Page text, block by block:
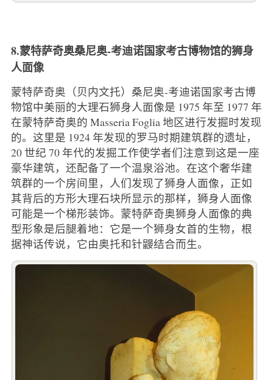
8.蒙特萨奇奥桑尼奥-考迪诺国家考古博物馆的狮身
人面像
蒙特萨奇奥（贝内文托）桑尼奥-考迪诺国家考古博
物馆中美丽的大理石狮身人面像是 1975 年至 1977 年
在蒙特萨奇奥的 Masseria Foglia 地区进行发掘时发现
的。这里是 1924 年发现的罗马时期建筑群的遗址，
20 世纪 70 年代的发掘工作使学者们注意到这是一座
豪华建筑，还配备了一个温泉浴池。在这个奢华建
筑群的一个房间里，人们发现了狮身人面像，正如
其背后的方形大理石块所显示的那样，狮身人面像
可能是一个梯形装饰。蒙特萨奇奥狮身人面像的典
型形象是后腿着地：它是一个狮身女首的生物，根
据神话传说，它由奥托和针鼹结合而生。